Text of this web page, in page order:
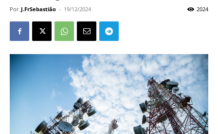
Por J.FrSebastião - 19/12/2024 2024